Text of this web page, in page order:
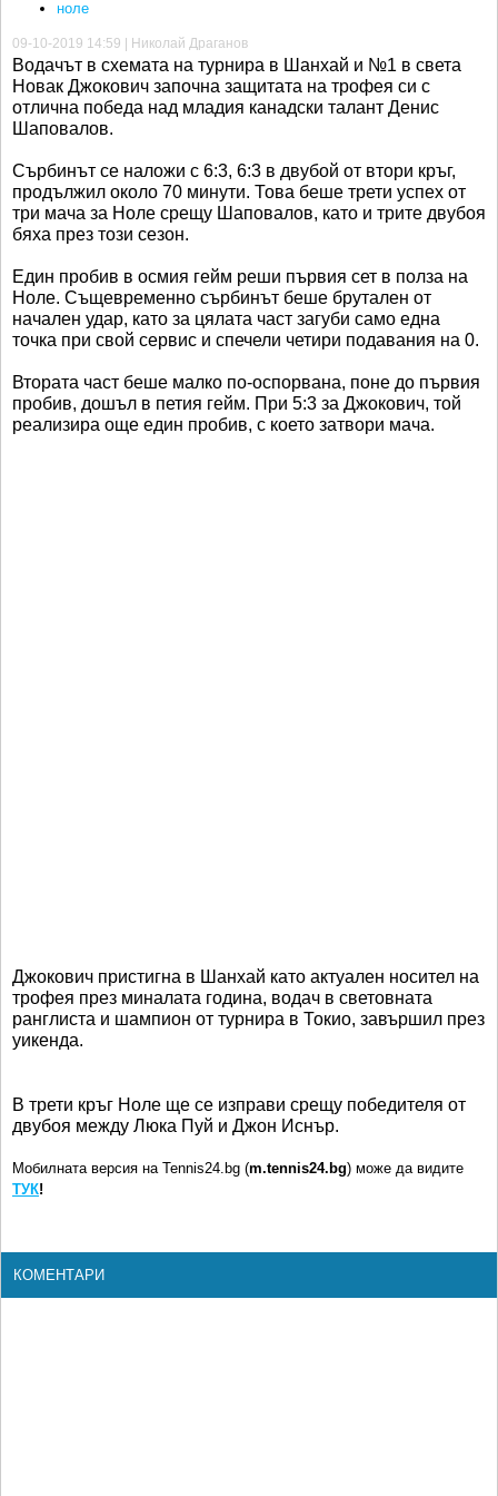
ноле
09-10-2019 14:59 | Николай Драганов
Водачът в схемата на турнира в Шанхай и №1 в света
Новак Джокович започна защитата на трофея си с
отлична победа над младия канадски талант Денис
Шаповалов.
Сърбинът се наложи с 6:3, 6:3 в двубой от втори кръг,
продължил около 70 минути. Това беше трети успех от
три мача за Ноле срещу Шаповалов, като и трите двубоя
бяха през този сезон.
Един пробив в осмия гейм реши първия сет в полза на
Ноле. Същевременно сърбинът беше брутален от
начален удар, като за цялата част загуби само една
точка при свой сервис и спечели четири подавания на 0.
Втората част беше малко по-оспорвана, поне до първия
пробив, дошъл в петия гейм. При 5:3 за Джокович, той
реализира още един пробив, с което затвори мача.
Джокович пристигна в Шанхай като актуален носител на
трофея през миналата година, водач в световната
ранглиста и шампион от турнира в Токио, завършил през
уикенда.
В трети кръг Ноле ще се изправи срещу победителя от
двубоя между Люка Пуй и Джон Иснър.
Мобилната версия на Tennis24.bg (m.tennis24.bg) може да видите
ТУК!
КОМЕНТАРИ